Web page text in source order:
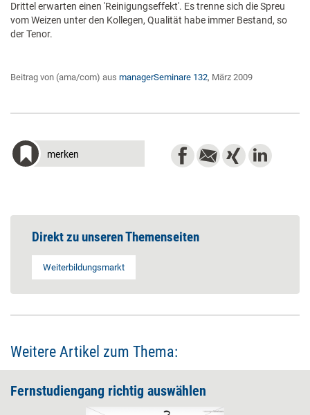
Drittel erwarten einen 'Reinigungseffekt'. Es trenne sich die Spreu
vom Weizen unter den Kollegen, Qualität habe immer Bestand, so
der Tenor.
Beitrag von (ama/com) aus managerSeminare 132, März 2009
merken
Direkt zu unseren Themenseiten
Weiterbildungsmarkt
Weitere Artikel zum Thema:
Fernstudiengang richtig auswählen